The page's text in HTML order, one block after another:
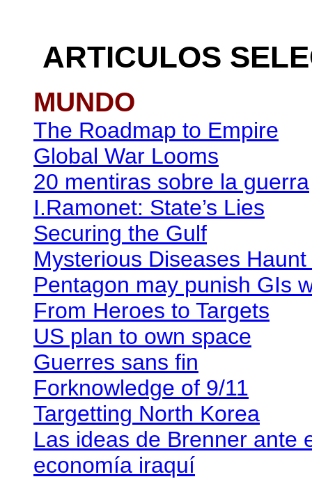
ARTICULOS
MUNDO
The Roadmap to Empire
Global War Looms
20 mentiras sobre la guerra
I.Ramonet: State’s Lies
Securing the Gulf
Mysterious Diseases
Pentagon may punish GIs
From Heroes to Targets
US plan to own space
Guerres sans fin
Forknowledge of 9/11
Targetting North Korea
Las ideas de Brenner ante
economía iraquí